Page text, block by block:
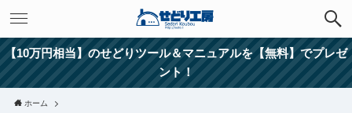
【10万円相当】のせどりツール＆マニュアルを【無料】でプレゼ
ント！
ホーム